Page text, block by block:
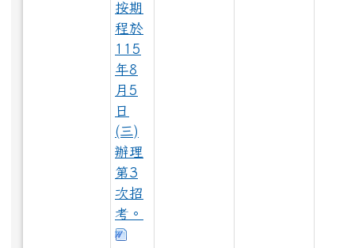
LINE_ALBUM_1150528大頭照_260529_100.jpg
LINE_ALBUM_1150528大頭照_260529_63.jpg
LINE_ALBUM_1150528大頭照_260529_43.jpg
按期
程於
115
年8
月5
日
(三)
辦理
第3
次招
考。